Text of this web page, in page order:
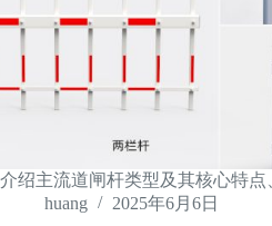
介绍主流道闸杆类型及其核心特
huang
2025年6月6日